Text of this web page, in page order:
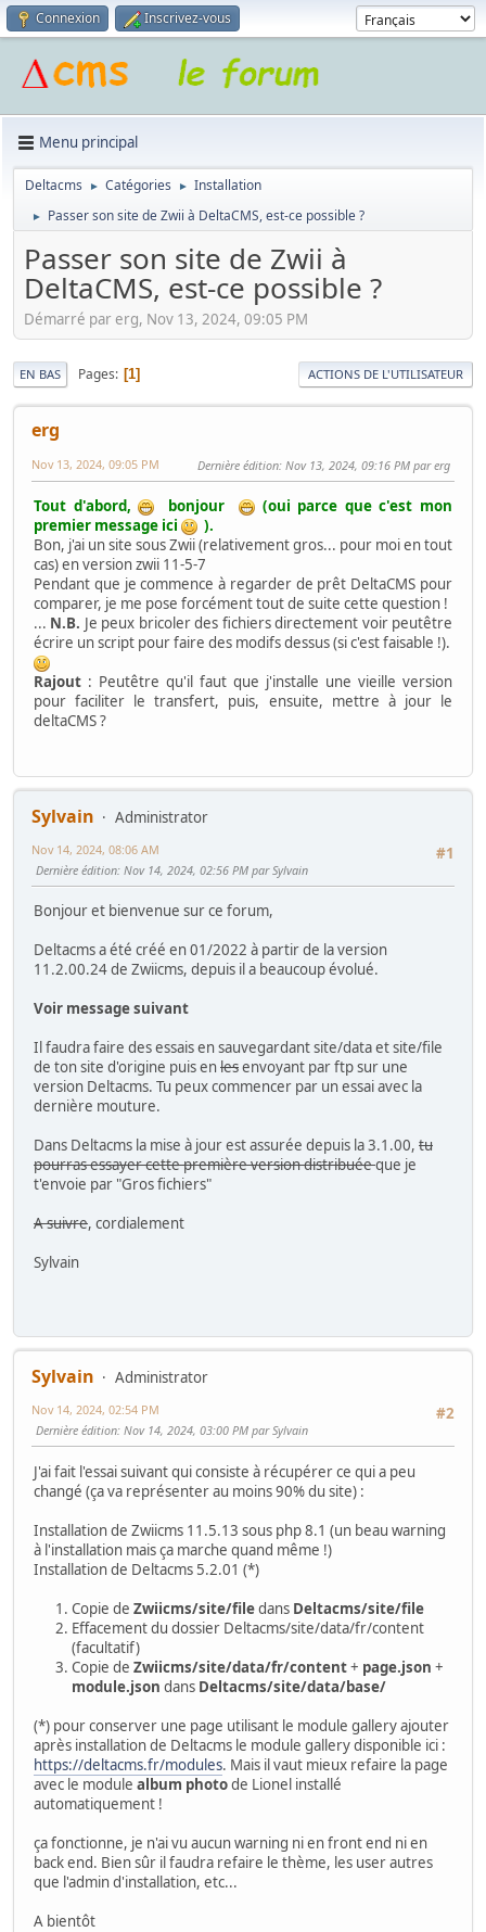
Connexion Inscrivez-vous
Menu principal
Deltacms ► Catégories ► Installation
► Passer son site de Zwii à DeltaCMS, est-ce possible ?
Passer son site de Zwii à
DeltaCMS, est-ce possible ?
Démarré par erg, Nov 13, 2024, 09:05 PM
EN BAS Pages 1 ACTIONS DE L'UTILISATEUR
erg
Nov 13, 2024, 09:05 PM Dernière édition: Nov 13, 2024, 09:16 PM par erg
Tout d'abord, bonjour
(oui parce que c'est mon
premier message ici
).
Bon, j'ai un site sous Zwii (relativement gros... pour moi en tout
cas) en version zwii 11-5-7
Pendant que je commence à regarder de prêt DeltaCMS pour
comparer, je me pose forcément tout de suite cette question !
... N.B. Je peux bricoler des fichiers directement voir peutêtre
écrire un script pour faire des modifs dessus (si c'est faisable !).
Rajout : Peutêtre qu'il faut que j'installe une vieille version
pour faciliter le transfert, puis, ensuite, mettre à jour le
deltaCMS ?
Sylvain
Administrator
#1
Nov 14, 2024, 08:06 AM
Dernière édition: Nov 14, 2024, 02:56 PM par Sylvain
Bonjour et bienvenue sur ce forum,
Deltacms a été créé en 01/2022 à partir de la version
11.2.00.24 de Zwiicms, depuis il a beaucoup évolué.
Voir message suivant
Il faudra faire des essais en sauvegardant site/data et site/file
de ton site d'origine puis enlesenvoyant par ftp sur une
version Deltacms. Tu peux commencer par un essai avec la
dernière mouture.
Dans Deltacms la mise à jour est assurée depuis la 3.1.00, tu
pourras essayer cette première version distribuéeque je
t'envoie par "Gros fichiers"
A suivre, cordialement
Sylvain
Sylvain
Administrator
#2
Nov 14, 2024, 02:54 PM
Dernière édition: Nov 14, 2024, 03:00 PM par Sylvain
J'ai fait l'essai suivant qui consiste à récupérer ce qui a peu
changé (ça va représenter au moins 90% du site) :
Installation de Zwiicms 11.5.13 sous php 8.1 (un beau warning
à l'installation mais ça marche quand même !)
Installation de Deltacms 5.2.01 (*)
Copie de Zwiicms/site/filedans Deltacms/site/file
Effacement du dossier Deltacms/site/data/fr/content
(facultatif)
Copie de Zwiicms/site/data/fr/content+ page.json +
module.json dans Deltacms/site/data/base/
(*) pour conserver une page utilisant le module gallery ajouter
après installation de Deltacms le module gallery disponible ici :
https://deltacms.fr/modules. Mais il vaut mieux refaire la page
avec le module album photode Lionel installé
automatiquement !
ça fonctionne, je n'ai vu aucun warning ni en front end ni en
back end. Bien sûr il faudra refaire le thème, les user autres
que l'admin d'installation, etc...
A bientôt